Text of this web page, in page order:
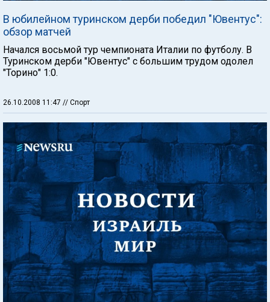
В юбилейном туринском дерби победил "Ювентус":
обзор матчей
Начался восьмой тур чемпионата Италии по футболу. В
Туринском дерби "Ювентус" с большим трудом одолел
"Торино" 1:0.
26.10.2008 11:47 // Спорт